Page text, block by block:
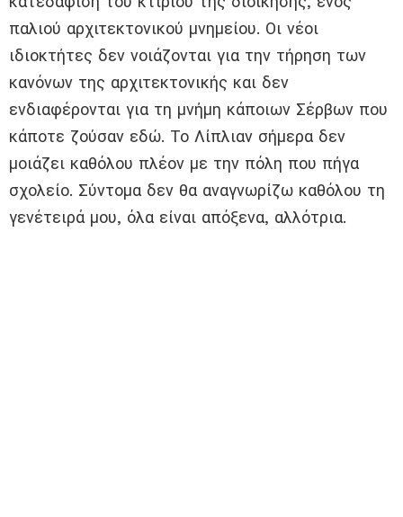
παλιού αρχιτεκτονικού μνημείου. Οι νέοι
ιδιοκτήτες δεν νοιάζονται για την τήρηση των
κανόνων της αρχιτεκτονικής και δεν
ενδιαφέρονται για τη μνήμη κάποιων Σέρβων που
κάποτε ζούσαν εδώ. Το Λίπλιαν σήμερα δεν
μοιάζει καθόλου πλέον με την πόλη που πήγα
σχολείο. Σύντομα δεν θα αναγνωρίζω καθόλου τη
γενέτειρά μου, όλα είναι απόξενα, αλλότρια.